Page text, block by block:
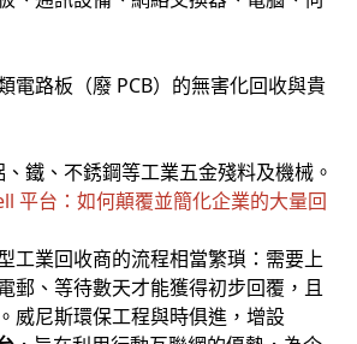
電路板（廢 PCB）的無害化回收與貴
鐵、不銹鋼等工業五金殘料及機械。
平台：如何顛覆並簡化企業的大量回
工業回收商的流程相當繁瑣：需要上
郵、等待數天才能獲得初步回覆，且
威尼斯環保工程與時俱進，增設